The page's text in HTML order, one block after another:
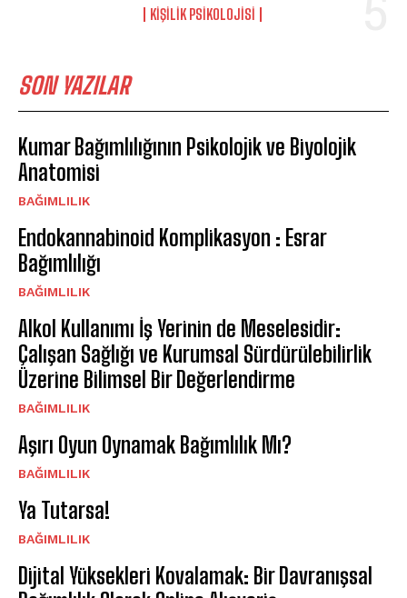
KIŞILIK PSIKOLOJISI
SON YAZILAR
Kumar Bağımlılığının Psikolojik ve Biyolojik
Anatomisi
BAĞIMLILIK
Endokannabinoid Komplikasyon : Esrar
Bağımlılığı
BAĞIMLILIK
Alkol Kullanımı İş Yerinin de Meselesidir:
Çalışan Sağlığı ve Kurumsal Sürdürülebilirlik
Üzerine Bilimsel Bir Değerlendirme
BAĞIMLILIK
Aşırı Oyun Oynamak Bağımlılık Mı?
BAĞIMLILIK
Ya Tutarsa!
BAĞIMLILIK
Dijital Yüksekleri Kovalamak: Bir Davranışsal